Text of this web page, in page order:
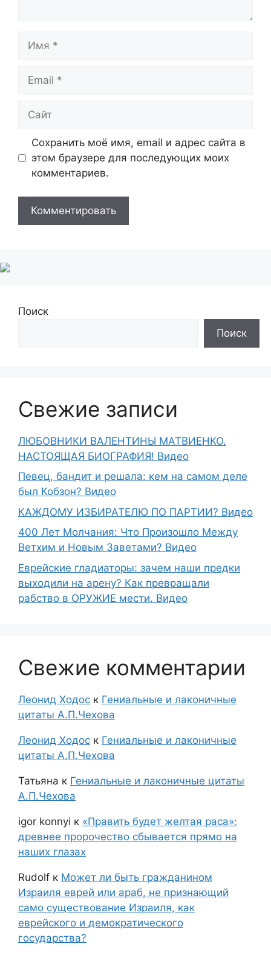
Имя
Email
Сайт
Сохранить моё имя, email и адрес сайта в
этом браузере для последующих моих
комментариев.
Поиск
Поиск
Свежие записи
ЛЮБОВНИКИ ВАЛЕНТИНЫ МАТВИЕНКО.
НАСТОЯЩАЯ БИОГРАФИЯ! Видео
Певец, бандит и решала: кем на самом деле
был Кобзон? Видео
КАЖДОМУ ИЗБИРАТЕЛЮ ПО ПАРТИИ? Видео
400 Лет Молчания: Что Произошло Между
Ветхим и Новым Заветами? Видео
Еврейские гладиаторы: зачем наши предки
выходили на арену? Как превращали
рабство в ОРУЖИЕ мести. Видео
Свежие комментарии
Леонид Ходос к Гениальные и лаконичные
цитаты А.П.Чехова
Леонид Ходос к Гениальные и лаконичные
цитаты А.П.Чехова
Татьяна к Гениальные и лаконичные цитаты
А.П.Чехова
igor konnyi к «Править будет желтая раса»:
древнее пророчество сбывается прямо на
наших глазах
Rudolf к Может ли быть гражданином
Израиля еврей или араб, не признающий
само существование Израиля, как
еврейского и демократического
государства?